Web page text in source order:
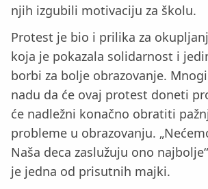
njih izgubili motivaciju za školu.
Protest je bio i prilika za
koja je pokazala solidarnost i
borbi za bolje obrazovanje.
nadu da će ovaj protest doneti
će nadležni konačno obratiti
probleme u obrazovanju.
Naša deca zaslužuju ono
je jedna od prisutnih majki.